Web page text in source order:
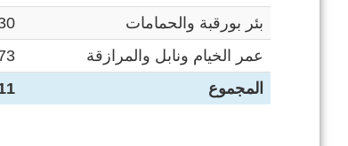
المجموع
بئر بورقبة والحمامات
عمر الخيام ونابل والمرازقة